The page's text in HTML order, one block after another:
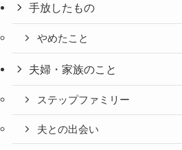
手放したもの
やめたこと
夫婦・家族のこと
ステップファミリー
夫との出会い